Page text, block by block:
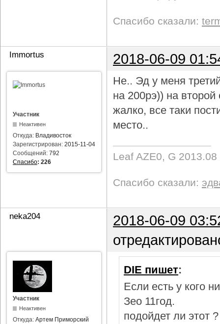
Спасибо сказали:
Immortus 2018-06-09
Участник
Неактивен
Откуда: Владивосток
Зарегистрирован: 2015-11-04
Сообщений: 792
Спасибо: 226
Не.. Эд у меня
на 200рэ)) на
жалко, все таки
место..
Leaf AZE0, G 2013.08
Спасибо сказали:
neka204
2018-06-09
Участник
Неактивен
Откуда: Артем Приморский
DIE пишет:
Если есть у кого
Зео 11год.
подойдет ли этот